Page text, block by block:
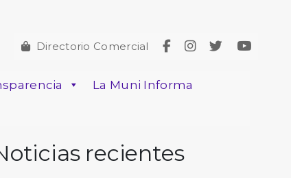
Directorio Comercial
La Muni Informa
recientes